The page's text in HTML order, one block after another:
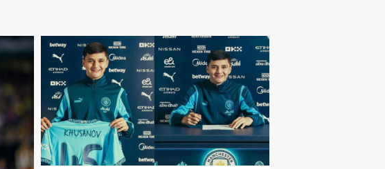
03:25
СПОРТ 27.07.2026 08:54
Абдукодир Хусанов продлил
контракт с «Манчестер Сити»